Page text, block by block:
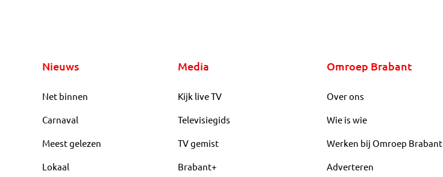
Nieuws
Net binnen
Carnaval
Meest gelezen
Lokaal
Media
Kijk live TV
Televisiegids
TV gemist
Brabant+
Omroep Brabant
Over ons
Wie is wie
Werken bij Omroep Brabant
Adverteren